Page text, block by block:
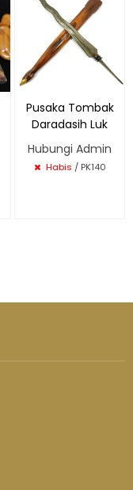
Pusaka Tombak
Daradasih Luk
Hubungi Admin
Habis / PK140